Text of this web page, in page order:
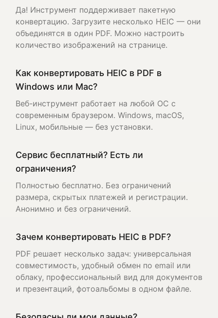
Да! Инструмент поддерживает пакетную
конвертацию. Загрузите несколько HEIC — они
объединятся в один PDF. Можно настроить
количество изображений на странице.
Как конвертировать HEIC в PDF в
Windows или Mac?
Веб-инструмент работает на любой ОС с
современным браузером. Windows, macOS,
Linux, мобильные — без установки.
Сервис бесплатный? Есть ли
ограничения?
Полностью бесплатно. Без ограничений
размера, скрытых платежей и регистрации.
Анонимно и без ограничений.
Зачем конвертировать HEIC в PDF?
PDF решает несколько задач: универсальная
совместимость, удобный обмен по email или
облаку, профессиональный вид для документов
и презентаций, фотоальбомы в одном файле.